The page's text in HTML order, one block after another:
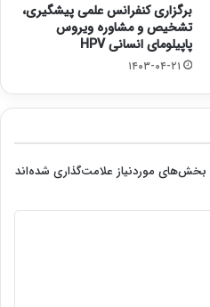
برگزاری کنفرانس علمی پیشگیری،
تشخیص و مشاوره ویروس
پاپیلومای انسانی HPV
۱۴۰۳-۰۴-۲۱
بخش‌های موردنیاز علامت‌گذاری شده‌اند